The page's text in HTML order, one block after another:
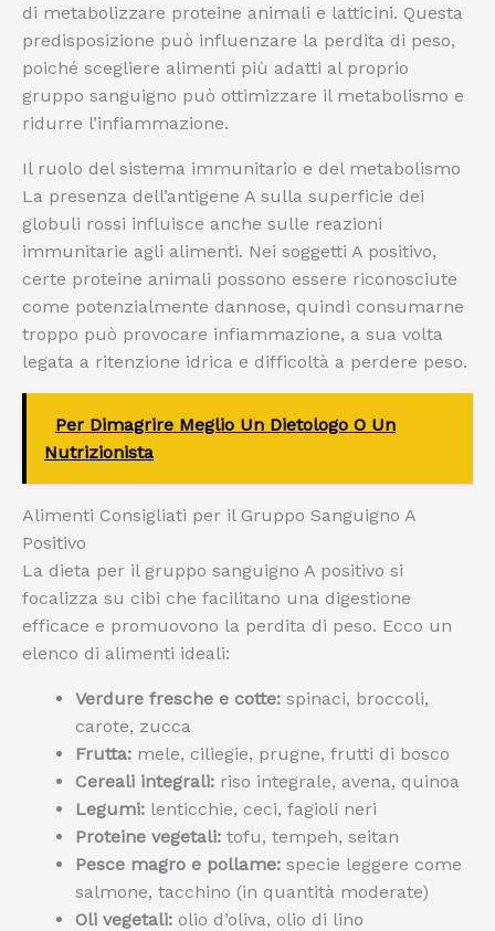
di metabolizzare proteine animali e latticini. Questa
predisposizione può influenzare la perdita di peso,
poiché scegliere alimenti più adatti al proprio
gruppo sanguigno può ottimizzare il metabolismo e
ridurre l’infiammazione.
Il ruolo del sistema immunitario e del metabolismo
La presenza dell’antigene A sulla superficie dei
globuli rossi influisce anche sulle reazioni
immunitarie agli alimenti. Nei soggetti A positivo,
certe proteine animali possono essere riconosciute
come potenzialmente dannose, quindi consumarne
troppo può provocare infiammazione, a sua volta
legata a ritenzione idrica e difficoltà a perdere peso.
Per Dimagrire Meglio Un Dietologo O Un
Nutrizionista
Alimenti Consigliati per il Gruppo Sanguigno A
Positivo
La dieta per il gruppo sanguigno A positivo si
focalizza su cibi che facilitano una digestione
efficace e promuovono la perdita di peso. Ecco un
elenco di alimenti ideali:
Verdure fresche e cotte: spinaci, broccoli,
carote, zucca
Frutta: mele, ciliegie, prugne, frutti di bosco
Cereali integrali: riso integrale, avena, quinoa
Legumi: lenticchie, ceci, fagioli neri
Proteine vegetali: tofu, tempeh, seitan
Pesce magro e pollame: specie leggere come
salmone, tacchino (in quantità moderate)
Oli vegetali: olio d’oliva, olio di lino